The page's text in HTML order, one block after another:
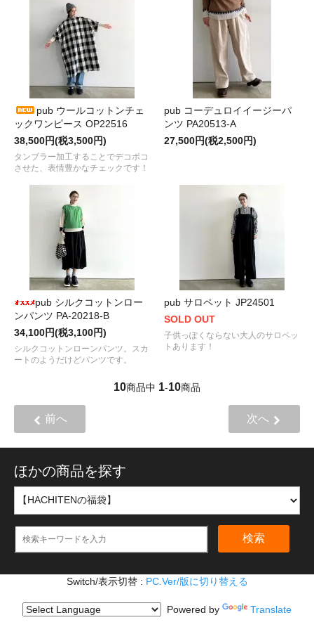
pub ウールコットンチェ
ックワンピース OP22516
38,500円(税3,500円)
タンブラー加工することでデコボコ
させた、表情豊かなチェックです！
pub コーデュロイイージーパ
ンツ PA20513-A
27,500円(税2,500円)
pub シルクコットンロー
ンパンツ PA-20218-B
34,100円(税3,100円)
シルクコットンローンパンツ。スカ
ートのようだけどパンツです。
pub サロペット JP24501
SOLD OUT
子供っぽくならない大人のサロペッ
トあります！
10商品中 1-10商品
前へ 次へ
ほかの商品を探す
検索
Switch/表示切替 : PC.Ver/版に切り替える
Powered by Translate